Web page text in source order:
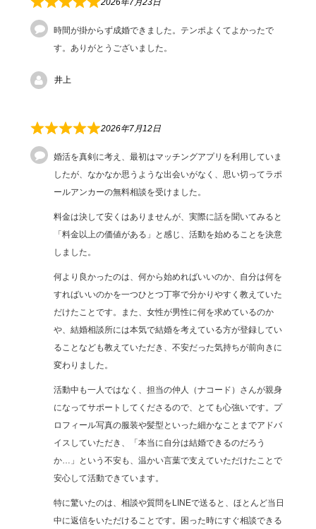
時間が掛からず成婚できました。テンポよくてよかったで
す。ありがとうございました。
井上
2026年7月12日
婚活を真剣に考え、最初はマッチングアプリを利用していま
したが、なかなか思うような出会いがなく、思い切ってラポ
ールアンカーの無料相談を受けました。
料金は決して安くはありませんが、実際に話を聞いてみると
「料金以上の価値がある」と感じ、活動を始めることを決意
しました。
何より良かったのは、何から始めればいいのか、自分は何を
すればいいのかを一つひとつ丁寧で分かりやすく教えていた
だけたことです。また、女性が男性に何を求めているのか
や、結婚相談所には本気で結婚を考えている方が登録してい
ることなども教えていただき、不安だった気持ちが前向きに
変わりました。
活動中も一人ではなく、担当の仲人（ナコード）さんが親身
になってサポートしてくださるので、とても心強いです。プ
ロフィール写真の服装や髪型といった細かなことまでアドバ
イスしていただき、「本当に自分は結婚できるのだろう
か…」という不安も、温かい言葉で支えていただけたことで
安心して活動できています。
特に驚いたのは、相談や質問をLINEで送ると、ほとんど当日
中に返信をいただけることです。困った時にすぐ相談できる